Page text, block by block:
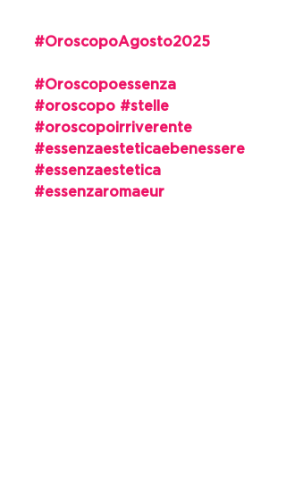
#OroscopoAgosto2025
#Oroscopoessenza
#oroscopo #stelle
#oroscopoirriverente
#essenzaesteticaebenessere
#essenzaestetica
#essenzaromaeur